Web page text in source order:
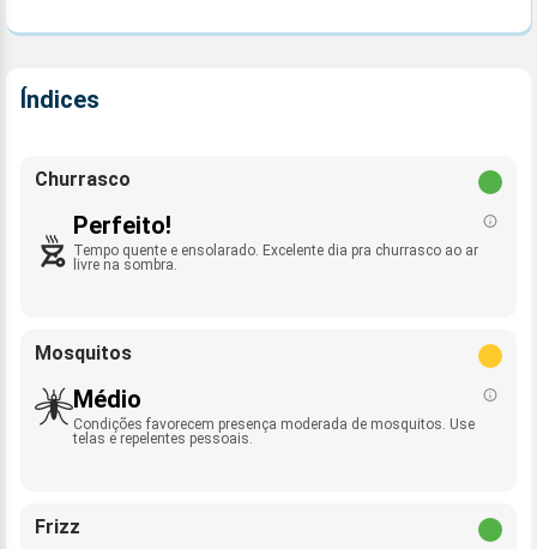
Índices
Churrasco
Perfeito!
Tempo quente e ensolarado. Excelente dia pra churrasco ao ar
livre na sombra.
Mosquitos
Médio
Condições favorecem presença moderada de mosquitos. Use
telas e repelentes pessoais.
Frizz